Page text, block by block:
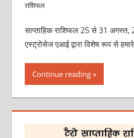
राशिफल
साप्ताहिक राशिफल 25 से 31 अगस्त,
एस्ट्रोसेज एआई द्वारा विशेष रूप से
Continue reading